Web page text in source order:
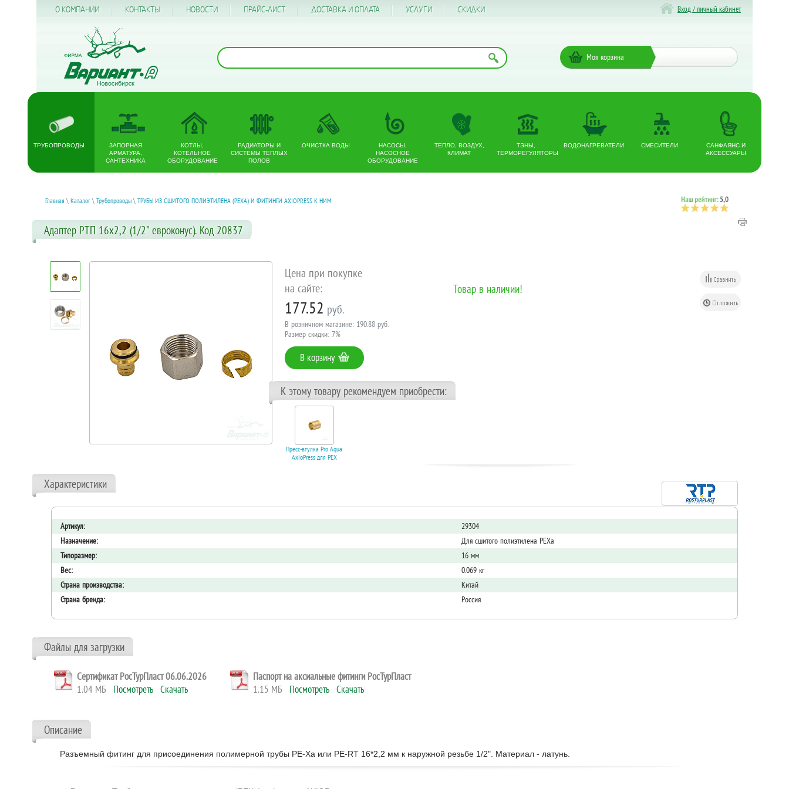
О КОМПАНИИ КОНТАКТЫ НОВОСТИ ПРАЙС-ЛИСТ ДОСТАВКА И ОПЛАТА УСЛУГИ CКИДКИ Вход / личный кабинет
Моя корзина
ТРУБОПРОВОДЫ
ЗАПОРНАЯ
АРМАТУРА,
САНТЕХНИКА
КОТЛЫ,
КОТЕЛЬНОЕ
ОБОРУДОВАНИЕ
РАДИАТОРЫ И
СИСТЕМЫ ТЕПЛЫХ
ПОЛОВ
ОЧИСТКА ВОДЫ
НАСОСЫ,
НАСОСНОЕ
ОБОРУДОВАНИЕ
ТЕПЛО, ВОЗДУХ,
КЛИМАТ
ТЭНЫ,
ТЕРМОРЕГУЛЯТОРЫ
ВОДОНАГРЕВАТЕЛИ СМЕСИТЕЛИ
САНФАЯНС И
АКСЕССУАРЫ
Главная \ Каталог \ Трубопроводы \ ТРУБЫ ИЗ СШИТОГО ПОЛИЭТИЛЕНА (PEXA) И ФИТИНГИ AXIOPRESS К НИМ
Адаптер РТП 16x2,2 (1/2" евроконус). Код 20837
Товар в наличии!
Цена при покупке
на сайте:
177.52 руб.
В розничном магазине: 190.88 руб.
Размер скидки: 7%
В корзину
К этому товару рекомендуем приобрести:
Пресс-втулка Pro Aqua
AxioPress для PEX
В корзину
Характеристики
Артикул:
29304
Назначение:
Для сшитого полиэтилена PEXa
Типоразмер:
16 мм
Вес:
0.069 кг
Страна производства:
Китай
Страна бренда:
Россия
Файлы для загрузки
Сертификат РосТурПласт 06.06.2026
1.04 МБ Посмотреть Скачать
Паспорт на аксиальные фитинги РосТурПласт
1.15 МБ Посмотреть Скачать
Описание
Разъемный фитинг для присоединения полимерной трубы PE-Xa или PE-RT 16*2,2 мм к наружной резьбе 1/2". Материал - латунь.